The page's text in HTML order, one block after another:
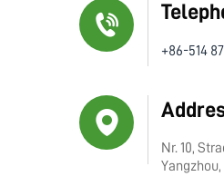
+86-514
Nr. 10,